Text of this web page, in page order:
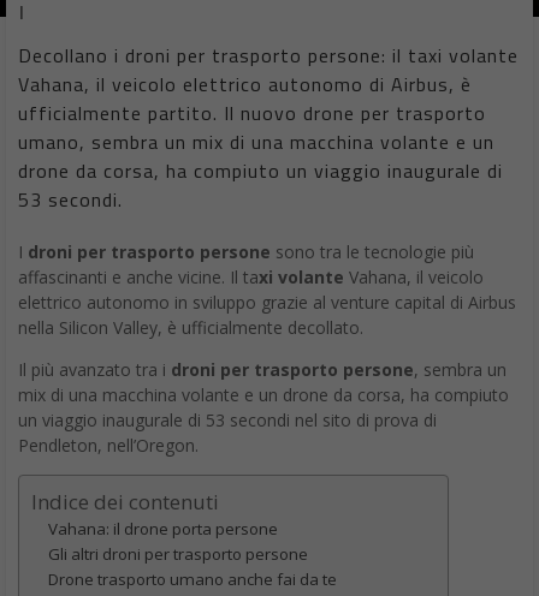
|
Decollano i droni per trasporto persone: il taxi volante
Vahana, il veicolo elettrico autonomo di Airbus, è
ufficialmente partito. Il nuovo drone per trasporto
umano, sembra un mix di una macchina volante e un
drone da corsa, ha compiuto un viaggio inaugurale di
53 secondi.
I droni per trasporto persone sono tra le tecnologie più
affascinanti e anche vicine. Il taxi volante Vahana, il veicolo
elettrico autonomo in sviluppo grazie al venture capital di Airbus
nella Silicon Valley, è ufficialmente decollato.
Il più avanzato tra i droni per trasporto persone, sembra un
mix di una macchina volante e un drone da corsa, ha compiuto
un viaggio inaugurale di 53 secondi nel sito di prova di
Pendleton, nell’Oregon.
Indice dei contenuti
Vahana: il drone porta persone
Gli altri droni per trasporto persone
Drone trasporto umano anche fai da te